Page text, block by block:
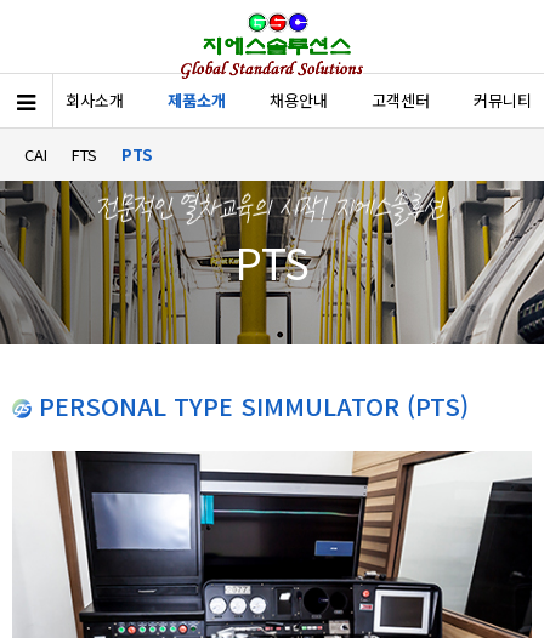
회사소개 제품소개 채용안내 고객센터 커뮤니티
CAI FTS PTS
PTS
PERSONAL TYPE SIMMULATOR (PTS)